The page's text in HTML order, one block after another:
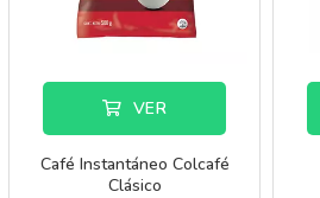
VER
Café Instantáneo Colcafé
Clásico